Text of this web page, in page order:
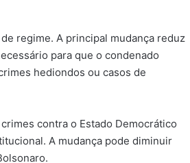
regime. A principal mudança reduz
para que o condenado
hediondos ou casos de
contra o Estado Democrático
A mudança pode diminuir